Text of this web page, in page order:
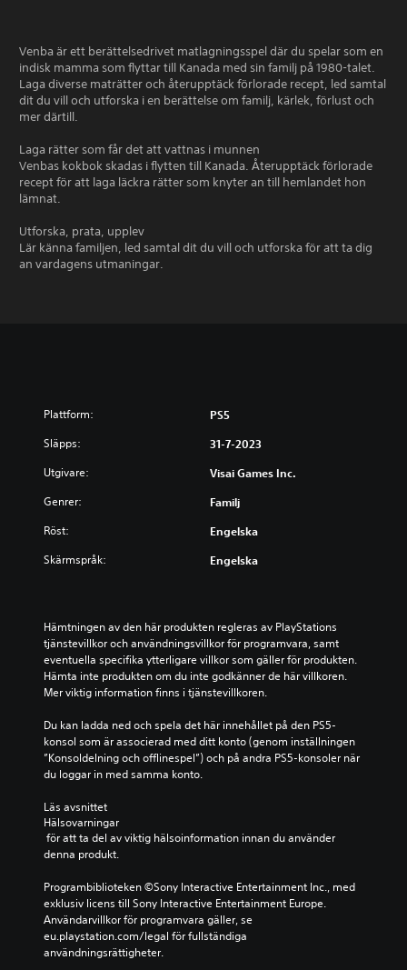
Venba är ett berättelsedrivet matlagningsspel där du spelar som en
indisk mamma som flyttar till Kanada med sin familj på 1980-talet.
Laga diverse maträtter och återupptäck förlorade recept, led samtal
dit du vill och utforska i en berättelse om familj, kärlek, förlust och
mer därtill.
Laga rätter som får det att vattnas i munnen
Venbas kokbok skadas i flytten till Kanada. Återupptäck förlorade
recept för att laga läckra rätter som knyter an till hemlandet hon
lämnat.
Utforska, prata, upplev
Lär känna familjen, led samtal dit du vill och utforska för att ta dig
an vardagens utmaningar.
Plattform: PS5
Släpps: 31-7-2023
Utgivare: Visai Games Inc.
Genrer: Familj
Röst: Engelska
Skärmspråk: Engelska
Hämtningen av den här produkten regleras av PlayStations
tjänstevillkor och användningsvillkor för programvara, samt
eventuella specifika ytterligare villkor som gäller för produkten.
Hämta inte produkten om du inte godkänner de här villkoren.
Mer viktig information finns i tjänstevillkoren.
Du kan ladda ned och spela det här innehållet på den PS5-
konsol som är associerad med ditt konto (genom inställningen
”Konsoldelning och offlinespel”) och på andra PS5-konsoler när
du loggar in med samma konto.
Läs avsnittet
Hälsovarningar
denna produkt.
Programbiblioteken ©Sony Interactive Entertainment Inc., med
exklusiv licens till Sony Interactive Entertainment Europe.
Användarvillkor för programvara gäller, se
eu.playstation.com/legal för fullständiga
användningsrättigheter.